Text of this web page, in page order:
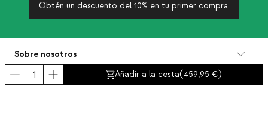
Añadir a la cesta(459,95 )
Obtén un descuento del 10% en tu primer compra.
Sobre nosotros
Categorías
Contacto y ayuda